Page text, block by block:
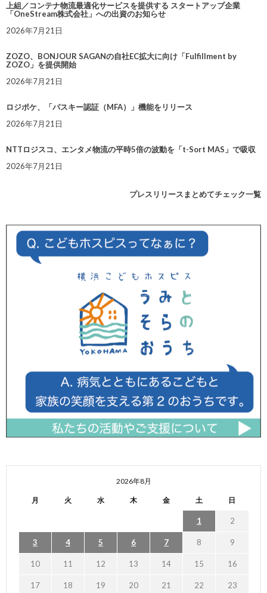
上組／コンテナ物流最適化サービスを提供する スタートアップ企業
「OneStream株式会社」への出資のお知らせ
2026年7月21日
ZOZO、BONJOUR SAGANの自社EC拡大に向け「Fulfillment by
ZOZO」を提供開始
2026年7月21日
ロジポケ、「パスキー認証（MFA）」機能をリリース
2026年7月21日
NTTロジスコ、エンタメ物流の平時5倍の波動を「t-Sort MAS」で吸収
2026年7月21日
プレスリリースまとめてチェック一覧
2026年8月
月 火 水 木 金 土 日
1 2
3 4 5 6 7 8 9
10 11 12 13 14 15 16
17 18 19 20 21 22 23